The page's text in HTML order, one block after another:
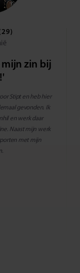
mijn zin bij
Stipt en heb hier
gevonden. Ik
en werk daar
Naast mijn werk
met mijn